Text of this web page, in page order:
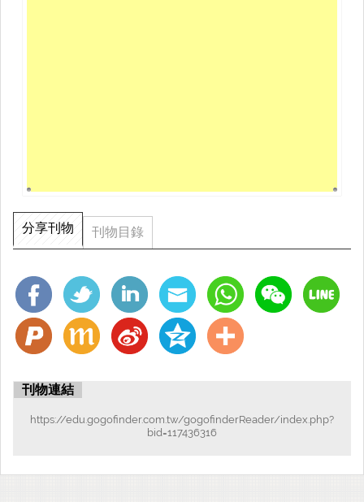
分享刊物 刊物目錄
刊物連結
https://edu.gogofinder.com.tw/gogofinderReader/index.php?
bid=117436316